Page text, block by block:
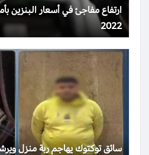
ارتفاع مفاجئ في أسعار البنزين
2022
سائق توكتوك يهاجم ربة منزل